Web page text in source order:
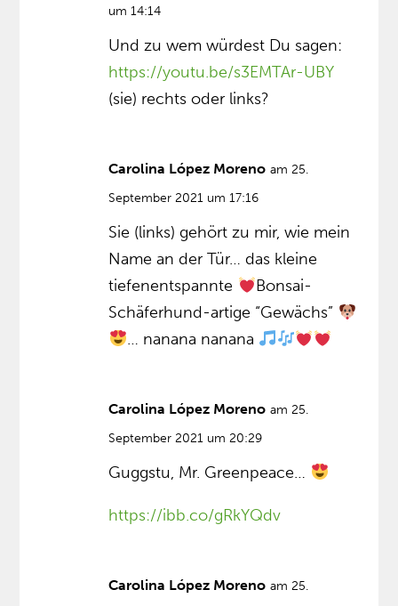
um 14:14
Und zu wem würdest Du sagen:
https://youtu.be/s3EMTAr-UBY
(sie) rechts oder links?
Carolina López Moreno am 25.
September 2021 um 17:16
Sie (links) gehört zu mir, wie mein
Name an der Tür… das kleine
tiefenentspannte
Bonsai-
Schäferhund-artige “Gewächs”
… nanana nanana
Carolina López Moreno am 25.
September 2021 um 20:29
Guggstu, Mr. Greenpeace…
https://ibb.co/gRkYQdv
Carolina López Moreno am 25.